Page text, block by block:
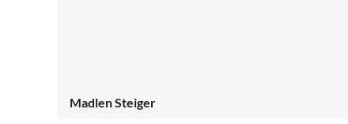
Madlen Steiger